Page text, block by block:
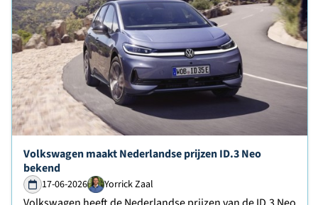
Lees verder over
Volkswagen maakt Nederlandse prijzen ID.3 Neo
bekend
17-06-2026 Yorrick Zaal